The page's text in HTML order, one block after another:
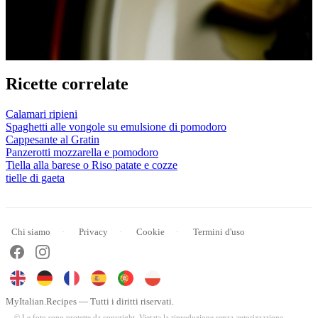
Ricette correlate
Calamari ripieni
Spaghetti alle vongole su emulsione di pomodoro
Cappesante al Gratin
Panzerotti mozzarella e pomodoro
Tiella alla barese o Riso patate e cozze
tielle di gaeta
Chi siamo Privacy Cookie Termini d'uso
MyItalian.Recipes — Tutti i diritti riservati.